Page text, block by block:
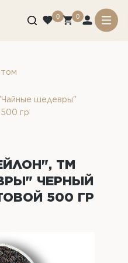
0 0
шедевры"
гр
ТМ
ЧЕРНЫЙ
500 ГР